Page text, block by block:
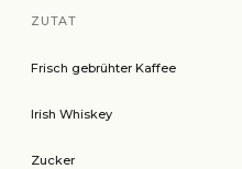
ZUTAT
Frisch gebrühter Kaffee
Irish Whiskey
Zucker